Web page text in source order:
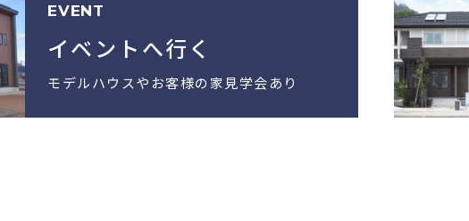
EVENT
イベントへ行く
モデルハウスやお客様の家見学会あり